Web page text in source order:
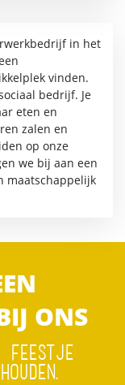
in het
vinden.
bedrijf. Je
eten en
zalen en
op onze
we bij aan een
maatschappelijk
ONS
FEESTJE